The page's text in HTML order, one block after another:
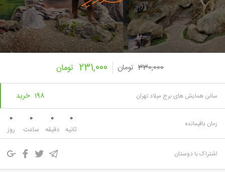
330,000 تومان 231,000 تومان
198 خرید سالن همایش های برج میلاد تهران
زمان باقیمانده 0
روز
0
ساعت
0
دقیقه
0
ثانیه
اشتراک با دوستان